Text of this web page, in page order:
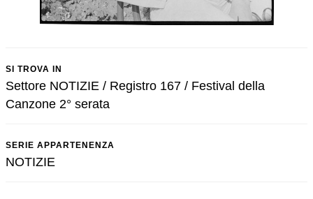
SI TROVA IN
Settore NOTIZIE / Registro 167 / Festival della
Canzone 2° serata
SERIE APPARTENENZA
NOTIZIE